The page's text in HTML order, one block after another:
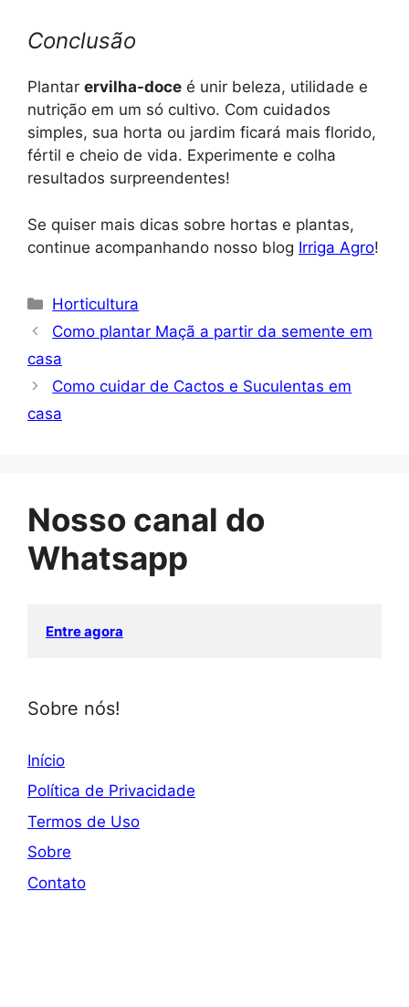
Conclusão
Plantar ervilha-doce é unir beleza, utilidade e
nutrição em um só cultivo. Com cuidados
simples, sua horta ou jardim ficará mais florido,
fértil e cheio de vida. Experimente e colha
resultados surpreendentes!
Se quiser mais dicas sobre hortas e plantas,
continue acompanhando nosso blog Irriga Agro!
Categorias
Horticultura
Como plantar Maçã a partir da semente em
casa
Como cuidar de Cactos e Suculentas em
casa
Nosso canal do
Whatsapp
Entre agora
Sobre nós!
Início
Política de Privacidade
Termos de Uso
Sobre
Contato